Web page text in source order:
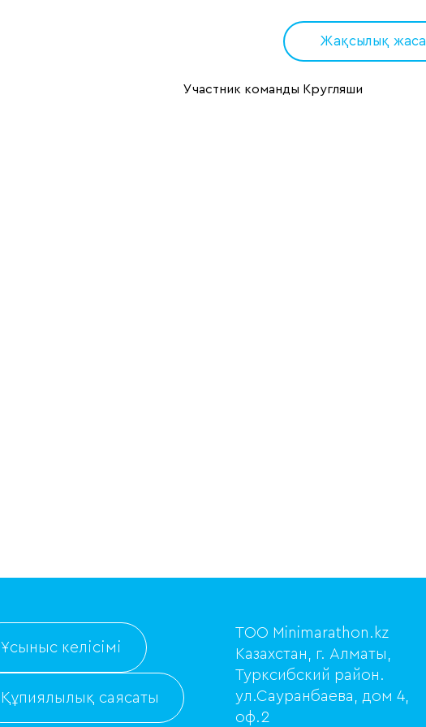
Жақсылық жаса
Участник команды Кругляши
Ұсыныс келісімі
Құпиялылық саясаты
ТОО Minimarathon.kz
Казахстан, г. Алматы,
Турксибский район.
ул.Сауранбаева, дом 4,
оф.2